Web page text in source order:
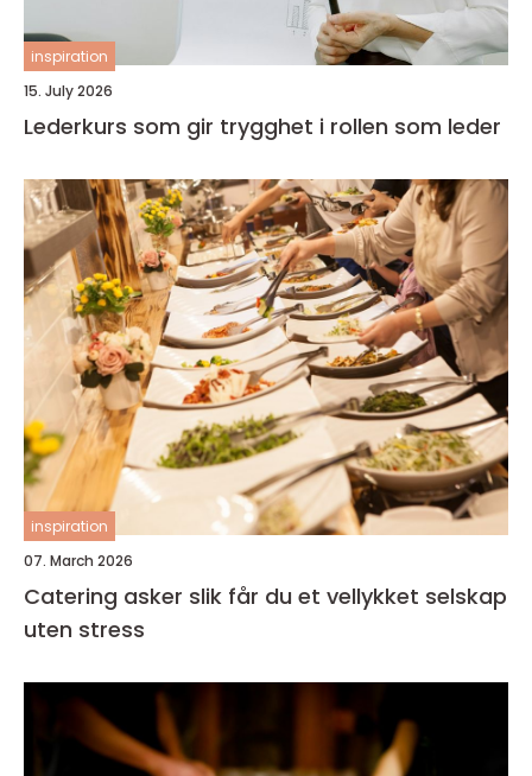
inspiration
15. July 2026
Lederkurs som gir trygghet i rollen som leder
inspiration
07. March 2026
Catering asker slik får du et vellykket selskap
uten stress